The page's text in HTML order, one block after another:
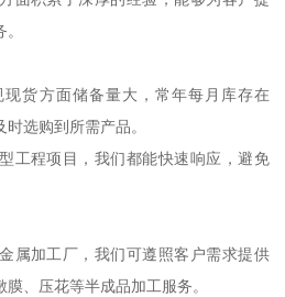
货方面储备量大，常年每月库存在
选购到所需产品。
工程项目，我们都能快速响应，避免
属加工厂，我们可遵照客户需求提供
、压花等半成品加工服务。